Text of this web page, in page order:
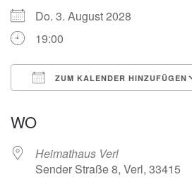
Do. 3. August 2028
19:00
ZUM KALENDER HINZUFÜGEN
WO
Heimathaus Verl
Sender Straße 8, Verl, 33415